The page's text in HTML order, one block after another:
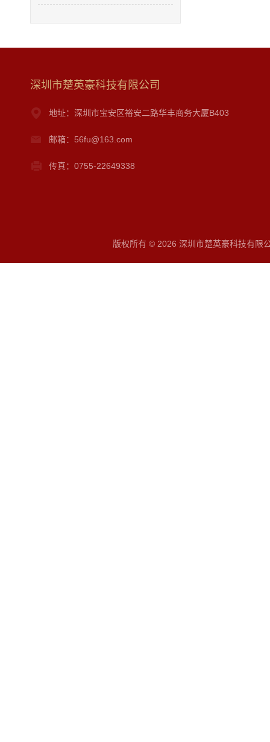
深圳市楚英豪科技有限公司
地址：深圳市宝安区裕安二路华丰商务大厦B403
邮箱：56fu@163.com
传真：0755-22649338
版权所有 © 2026 深圳市楚英豪科技有限